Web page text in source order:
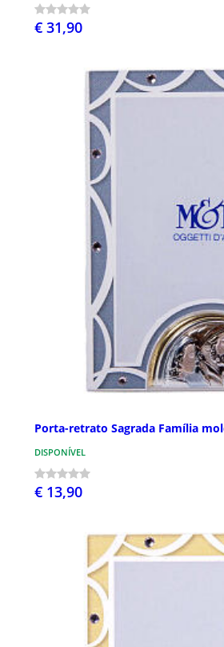
€ 31,90
Porta-retrato Sagrada Família
DISPONÍVEL
€ 13,90